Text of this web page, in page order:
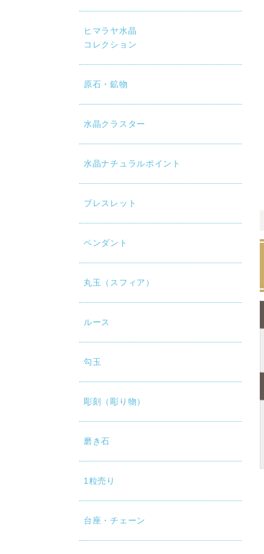
ヒマラヤ水晶
コレクション
原石・鉱物
水晶クラスター
水晶ナチュラルポイント
ブレスレット
ペンダント
丸玉（スフィア）
ルース
勾玉
彫刻（彫り物）
磨き石
1粒売り
台座・チェーン